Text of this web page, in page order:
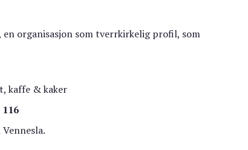
organisasjon som tverrkirkelig profil, som
kaffe & kaker